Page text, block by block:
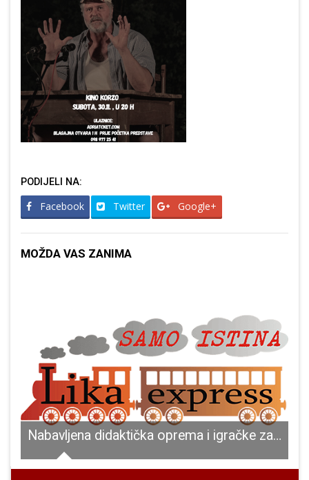
PODIJELI NA:
Facebook Twitter Google+
MOŽDA VAS ZANIMA
Nabavljena didaktička oprema i igračke za Sklonište za žene žrtve nasilja i žrtve nasilja u obitelji na području Ličko-senjske županije